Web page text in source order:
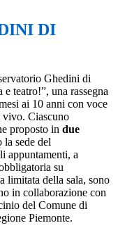
DI
Ghedini di
teatro!”, una rassegna
ai 10 anni con voce
vivo. Ciascuno
proposto in due
la sede del
appuntamenti, a
su
limitata della sala, sono
in collaborazione con
del Comune di
Piemonte.